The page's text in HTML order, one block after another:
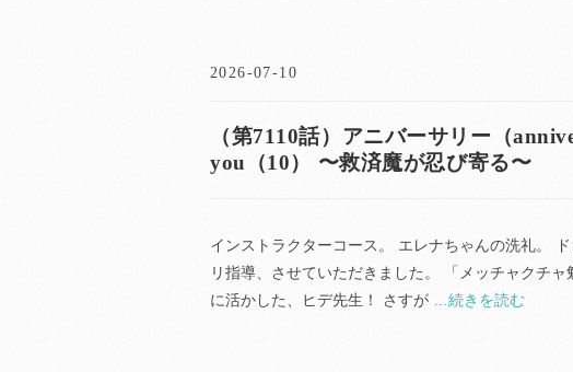
2026-07-10
（第7110話）アニバーサリー（
you（10） 〜救済魔が忍び寄る〜
インストラクターコース。 エレナちゃんの洗礼。
リ指導、させていただきました。 「メッチャクチ
に活かした、ヒデ先生！ さすが …続きを読む